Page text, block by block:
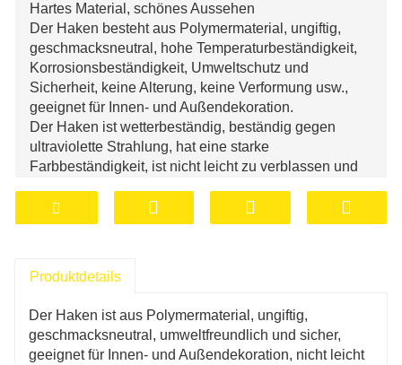
Hartes Material, schönes Aussehen
Der Haken besteht aus Polymermaterial, ungiftig,
geschmacksneutral, hohe Temperaturbeständigkeit,
Korrosionsbeständigkeit, Umweltschutz und
Sicherheit, keine Alterung, keine Verformung usw.,
geeignet für Innen- und Außendekoration.
Der Haken ist wetterbeständig, beständig gegen
ultraviolette Strahlung, hat eine starke
Farbbeständigkeit, ist nicht leicht zu verblassen und
Produktdetails
Der Haken ist aus Polymermaterial, ungiftig,
geschmacksneutral, umweltfreundlich und sicher,
geeignet für Innen- und Außendekoration, nicht leicht